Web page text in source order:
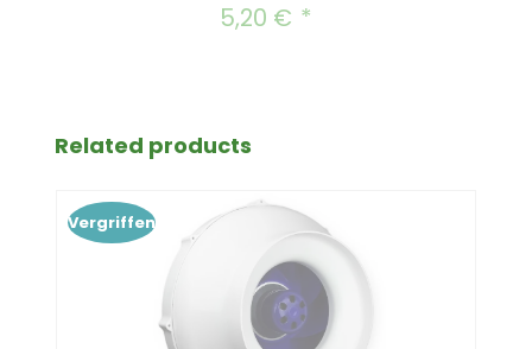
Regulärer Preis:
5,20 €
Produktgalerie überspringen
Related products
Vergriffen